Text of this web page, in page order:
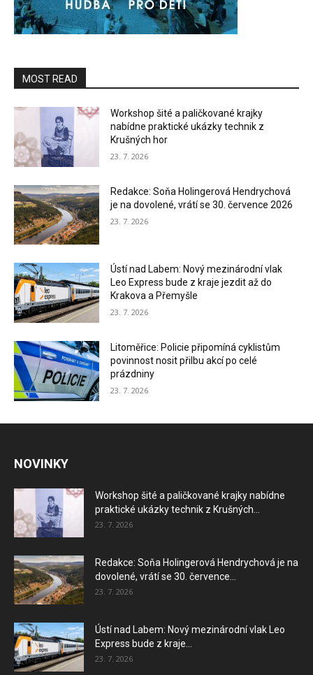
MOST READ
Workshop šité a paličkované krajky
nabídne praktické ukázky technik z
Krušných hor
23. 7. 2026
Redakce: Soňa Holingerová Hendrychová
je na dovolené, vrátí se 30. července 2026
23. 7. 2026
Ústí nad Labem: Nový mezinárodní vlak
Leo Express bude z kraje jezdit až do
Krakova a Přemyšle
23. 7. 2026
Litoměřice: Policie připomíná cyklistům
povinnost nosit přilbu akcí po celé
prázdniny
23. 7. 2026
NOVINKY
Workshop šité a paličkované krajky nabídne
praktické ukázky technik z Krušných...
23. 7. 2026
Redakce: Soňa Holingerová Hendrychová je na
dovolené, vrátí se 30. července...
23. 7. 2026
Ústí nad Labem: Nový mezinárodní vlak Leo
Express bude z kraje...
23. 7. 2026